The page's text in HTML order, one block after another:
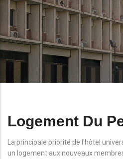
Logement Du
La principale priorité de l'hôtel
un logement aux nouveaux